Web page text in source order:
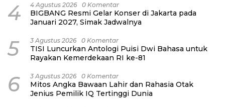
4 4 Agustus 2026 0 Komentar
BIGBANG Resmi Gelar Konser di Jakarta pada
Januari 2027, Simak Jadwalnya
5 3 Agustus 2026 0 Komentar
TISI Luncurkan Antologi Puisi Dwi Bahasa untuk
Rayakan Kemerdekaan RI ke-81
6 3 Agustus 2026 0 Komentar
Mitos Angka Bawaan Lahir dan Rahasia Otak
Jenius Pemilik IQ Tertinggi Dunia